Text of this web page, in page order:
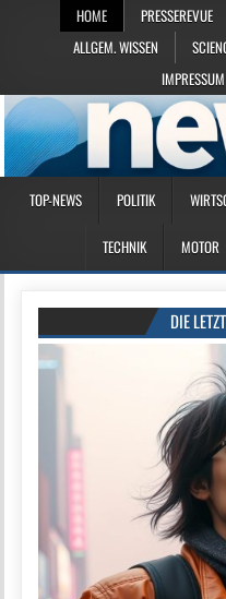
HOME PRESSEREVUE
ALLGEM. WISSEN
TOP-NEWS POLITIK
TECHNIK MOTOR
DIE